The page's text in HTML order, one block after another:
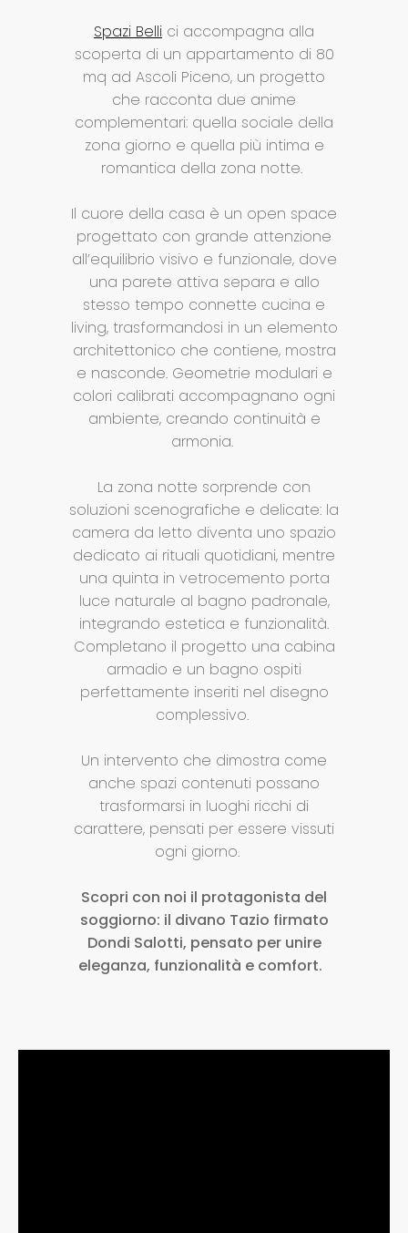
Spazi Belli ci accompagna alla
scoperta di un appartamento di 80
mq ad Ascoli Piceno, un progetto
che racconta due anime
complementari: quella sociale della
zona giorno e quella più intima e
romantica della zona notte.
Il cuore della casa è un open space
progettato con grande attenzione
all’equilibrio visivo e funzionale, dove
una parete attiva separa e allo
stesso tempo connette cucina e
living, trasformandosi in un elemento
architettonico che contiene, mostra
e nasconde. Geometrie modulari e
colori calibrati accompagnano ogni
ambiente, creando continuità e
armonia.
La zona notte sorprende con
soluzioni scenografiche e delicate: la
camera da letto diventa uno spazio
dedicato ai rituali quotidiani, mentre
una quinta in vetrocemento porta
luce naturale al bagno padronale,
integrando estetica e funzionalità.
Completano il progetto una cabina
armadio e un bagno ospiti
perfettamente inseriti nel disegno
complessivo.
Un intervento che dimostra come
anche spazi contenuti possano
trasformarsi in luoghi ricchi di
carattere, pensati per essere vissuti
ogni giorno.
Scopri con noi il protagonista del
soggiorno: il divano Tazio firmato
Dondi Salotti, pensato per unire
eleganza, funzionalità e comfort.